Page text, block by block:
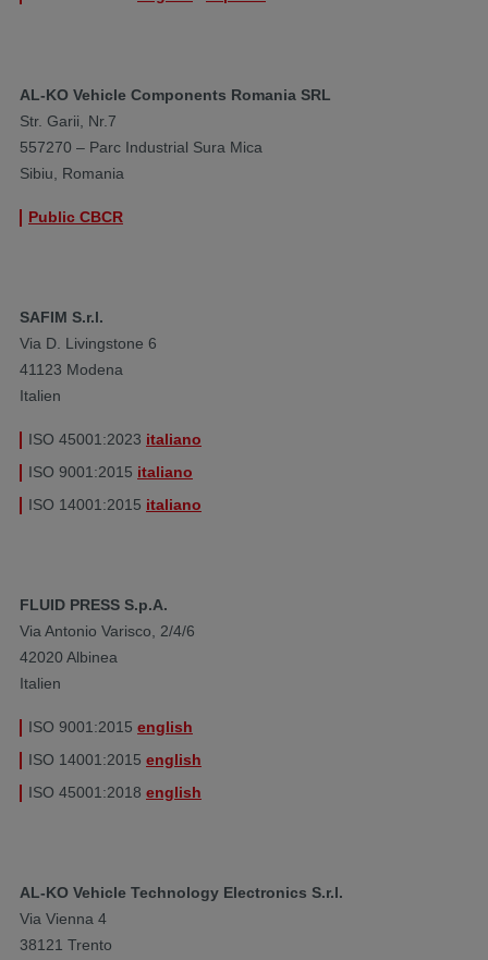
AL-KO Vehicle Components Romania SRL
Str. Garii, Nr.7
557270 – Parc Industrial Sura Mica
Sibiu, Romania
Public CBCR
SAFIM S.r.l.
Via D. Livingstone 6
41123 Modena
Italien
ISO 45001:2023 italiano
ISO 9001:2015 italiano
ISO 14001:2015 italiano
FLUID PRESS S.p.A.
Via Antonio Varisco, 2/4/6
42020 Albinea
Italien
ISO 9001:2015 english
ISO 14001:2015 english
ISO 45001:2018 english
AL-KO Vehicle Technology Electronics S.r.l.
Via Vienna 4
38121 Trento